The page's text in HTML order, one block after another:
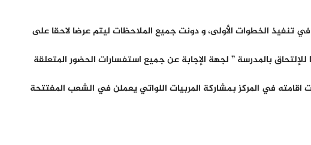
تنفيذ الخطوات الأولى، و دونت جميع الملاحظات ليتم عرضا لاحقا على
بالمدرسة ” لجهة الإجابة عن جميع استفسارات الحضور المتعلقة
في المركز بمشاركة المربيات اللواتي يعملن في الشعب المفتتحة